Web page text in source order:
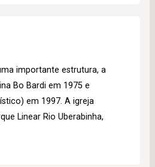
importante estrutura, a
Bo Bardi em 1975 e
em 1997. A igreja
Linear Rio Uberabinha,